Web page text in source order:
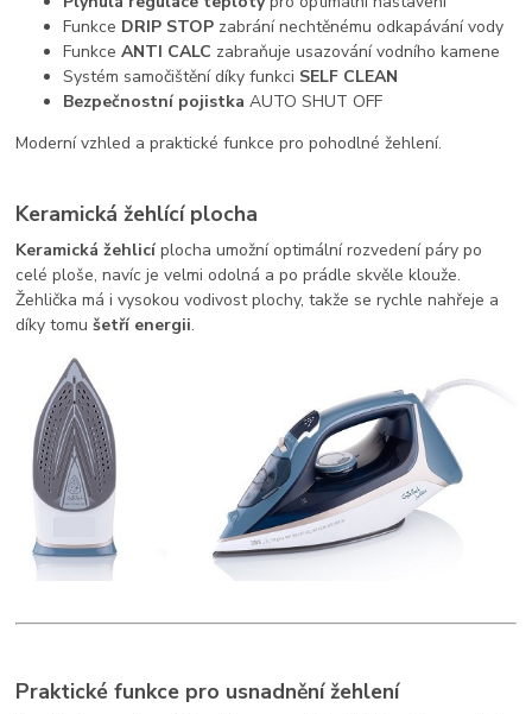
Funkce DRIP STOP zabrání nechtěnému odkapávání vody
FunkceANTI CALC zabraňuje usazování vodního kamene
Systém samočištění díky funkci SELF CLEAN
Bezpečnostní pojistkaAUTO SHUT OFF
Moderní vzhled a praktické funkce pro pohodlné žehlení.
Keramická žehlící plocha
Keramická žehlicíplocha umožní optimální rozvedení páry po
celé ploše, navíc je velmi odolná a po prádle skvěle klouže.
Žehlička má i vysokou vodivost plochy, takže se rychle nahřeje a
díky tomušetří energii.
Praktické funkce pro usnadnění žehlení